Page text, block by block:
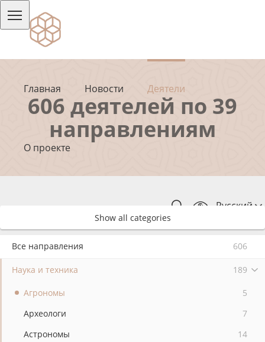
Главная Новости Деятели
О проекте
Русский
606 деятелей по 39
направлениям
Show all categories
Все направления 606
Наука и техника 189
Агрономы
5
Археологи
7
Астрономы
14